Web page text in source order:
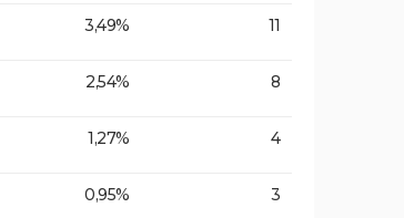
3,49% 11
2,54% 8
1,27% 4
0,95% 3